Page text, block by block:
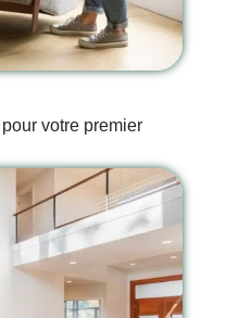
votre premier